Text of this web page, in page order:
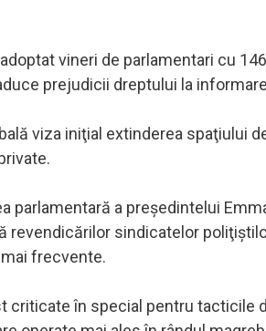
vineri de parlamentari cu
prejudicii dreptului la
viza iniţial extinderea spaţiului
parlamentară a preşedintelui
revendicărilor sindicatelor
frecvente.
criticate în special pentru